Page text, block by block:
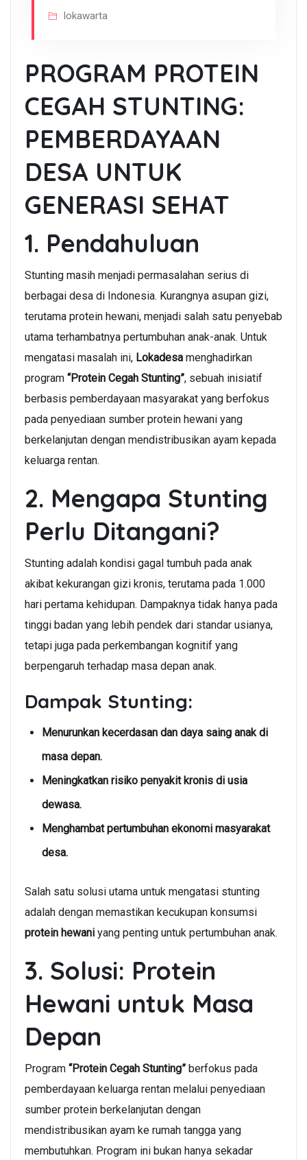
lokawarta
PROGRAM PROTEIN
CEGAH STUNTING:
PEMBERDAYAAN
DESA UNTUK
GENERASI SEHAT
1. Pendahuluan
Stunting masih menjadi permasalahan serius di
berbagai desa di Indonesia. Kurangnya asupan gizi,
terutama protein hewani, menjadi salah satu penyebab
utama terhambatnya pertumbuhan anak-anak. Untuk
mengatasi masalah ini, Lokadesa menghadirkan
program “Protein Cegah Stunting”, sebuah inisiatif
berbasis pemberdayaan masyarakat yang berfokus
pada penyediaan sumber protein hewani yang
berkelanjutan dengan mendistribusikan ayam kepada
keluarga rentan.
2. Mengapa Stunting
Perlu Ditangani?
Stunting adalah kondisi gagal tumbuh pada anak
akibat kekurangan gizi kronis, terutama pada 1.000
hari pertama kehidupan. Dampaknya tidak hanya pada
tinggi badan yang lebih pendek dari standar usianya,
tetapi juga pada perkembangan kognitif yang
berpengaruh terhadap masa depan anak.
Dampak Stunting:
Menurunkan kecerdasan dan daya saing anak di
masa depan.
Meningkatkan risiko penyakit kronis di usia
dewasa.
Menghambat pertumbuhan ekonomi masyarakat
desa.
Salah satu solusi utama untuk mengatasi stunting
adalah dengan memastikan kecukupan konsumsi
protein hewani yang penting untuk pertumbuhan anak.
3. Solusi: Protein
Hewani untuk Masa
Depan
Program “Protein Cegah Stunting” berfokus pada
pemberdayaan keluarga rentan melalui penyediaan
sumber protein berkelanjutan dengan
mendistribusikan ayam ke rumah tangga yang
membutuhkan. Program ini bukan hanya sekadar